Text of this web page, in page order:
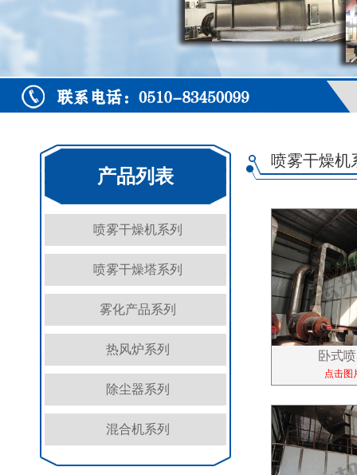
产品列表
喷雾干燥机系列
喷雾干燥塔系列
雾化产品系列
热风炉系列
除尘器系列
混合机系列
喷雾干燥机
卧式
点击图